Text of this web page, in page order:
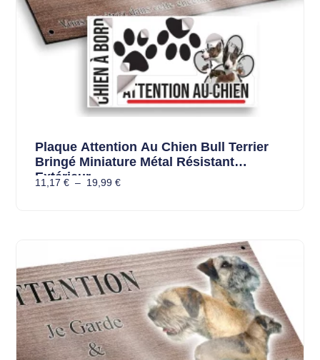
Plaque Attention Au Chien Bull Terrier
Bringé Miniature Métal Résistant
Extérieur
11,17 € – 19,99 €